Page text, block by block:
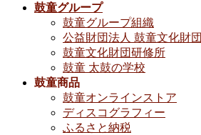
鼓童グループ
鼓童グループ組織
公益財団法人 鼓童文化財団
鼓童文化財団研修所
鼓童 太鼓の学校
鼓童商品
鼓童オンラインストア
ディスコグラフィー
ふるさと納税